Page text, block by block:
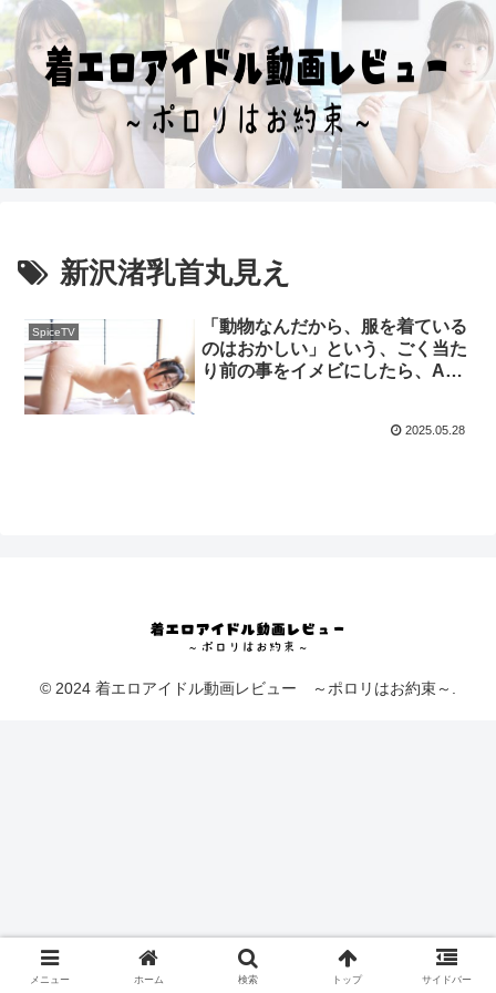
新沢渚乳首丸見え
SpiceTV
「動物なんだから、服を着ている
のはおかしい」という、ごく当た
り前の事をイメビにしたら、AV
2025.05.28
© 2024 着エロアイドル動画レビュー ～ポロリはお約束～.
メニュー ホーム 検索 トップ サイドバー